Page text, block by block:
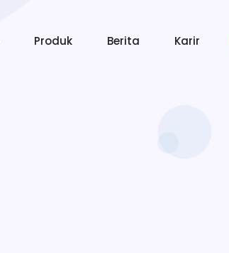
Produk Berita Karir